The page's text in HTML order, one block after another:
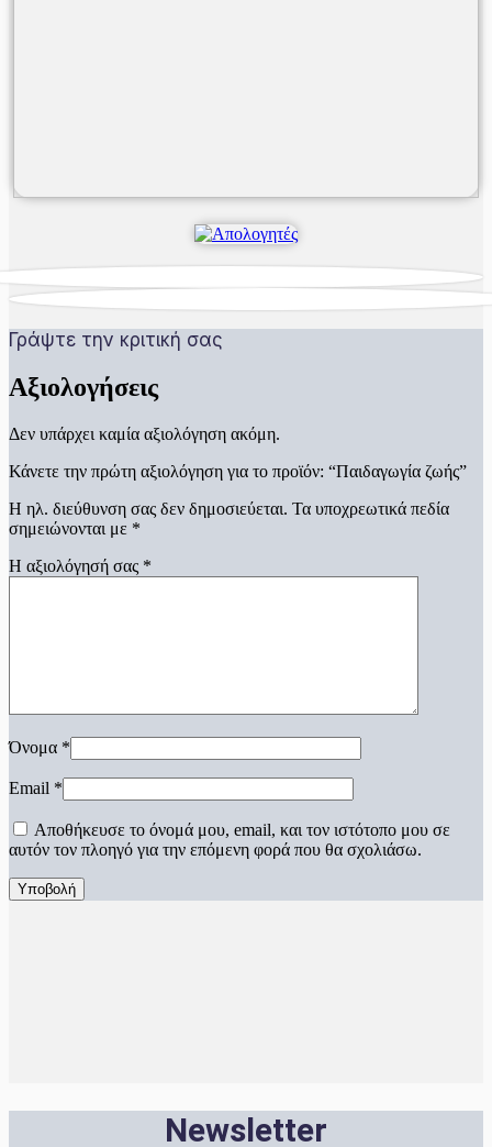
Γράψτε την κριτική σας
Αξιολογήσεις
Δεν υπάρχει καμία αξιολόγηση ακόμη.
Κάνετε την πρώτη αξιολόγηση για το προϊόν: “Παιδαγωγία ζωής”
Η ηλ. διεύθυνση σας δεν δημοσιεύεται. Τα υποχρεωτικά πεδία
σημειώνονται με *
Η αξιολόγησή σας *
Όνομα *
Email *
Αποθήκευσε το όνομά μου, email, και τον ιστότοπο μου σε
αυτόν τον πλοηγό για την επόμενη φορά που θα σχολιάσω.
Newsletter